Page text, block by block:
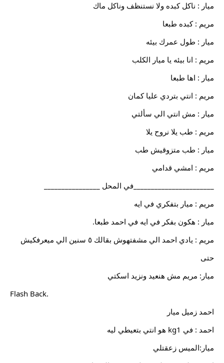
ميار : ناكل كبده ولا نستنظف وناكل ماك
مريم : كبده طبعا
ميار : طول عمرك بيئه
مريم : انا بيئه يا ميار الكلب
ميار : اها طبعا
مريم : انتي بتردي عليا كمان
ميار : مش انتي الي سألتي
مريم : طب يلا نروح يلا
ميار : طب متزوقيش طب
مريم : امشي قدامي
_______________________في المحل ________________
مريم : ميار بتفكري في ايه
ميار : هكون بفكر في ايه في احمد طبعا.
مريم : يادي احمد الي مشفتهوش بقالك ٥ سنين الي ميعرفكيش
حتى
ميار: مريم مش هنعيد ونزيد اسكتي
Flash Back.
احمد زميل ميار
احمد : في kg1 هو انتي بتعيطي ليه
ميار:الميس زعقتلي